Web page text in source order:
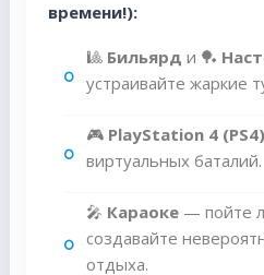
времени!):
🎱 Бильярд и 🏓
устраивайте жаркие
🎮 PlayStation 4 (PS4)
виртуальных баталий.
🎤 Караоке— пойте
создавайте
отдыха.